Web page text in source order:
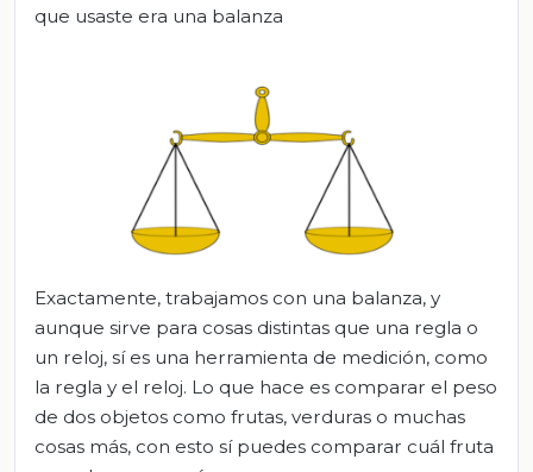
que usaste era una balanza
Exactamente, trabajamos con una balanza, y
aunque sirve para cosas distintas que una regla o
un reloj, sí es una herramienta de medición, como
la regla y el reloj. Lo que hace es comparar el peso
de dos objetos como frutas, verduras o muchas
cosas más, con esto sí puedes comparar cuál fruta